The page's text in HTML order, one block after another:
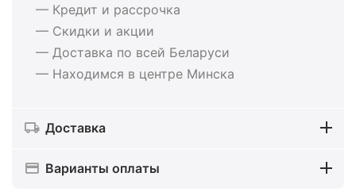
— Кредит и рассрочка
— Скидки и акции
— Доставка по всей Беларуси
— Находимся в центре Минска
Доставка
Варианты оплаты